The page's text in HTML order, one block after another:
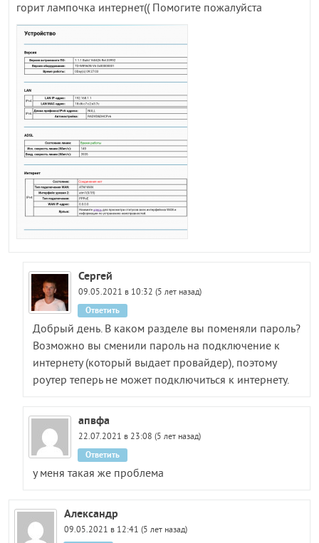
горит лампочка интернет(( Помогите пожалуйста
Сергей
09.05.2021 в 10:32 (5 лет назад)
Добрый день. В каком разделе вы поменяли пароль?
Возможно вы сменили пароль на подключение к
интернету (который выдает провайдер), поэтому
роутер теперь не может подключиться к интернету.
Ответить
апвфа
22.07.2021 в 23:08 (5 лет назад)
у меня такая же проблема
Ответить
Александр
09.05.2021 в 12:41 (5 лет назад)